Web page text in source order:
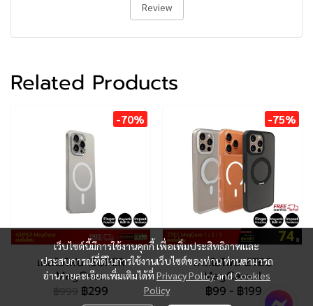
Review
Related Products
-70%
เคสไอโฟน iSUPER
MagCase
฿999 ฿299
-75%
เคสไอโฟน ZTEC
MagCase 1
฿99 - ฿199
เว็บไซต์นี้มีการใช้งานคุกกี้ เพื่อเพิ่มประสิทธิภาพและ
ประสบการณ์ที่ดีในการใช้งานเว็บไซต์ของท่าน ท่านสามารถ
อ่านรายละเอียดเพิ่มเติมได้ที่ Privacy PolicyandCookies
Policy